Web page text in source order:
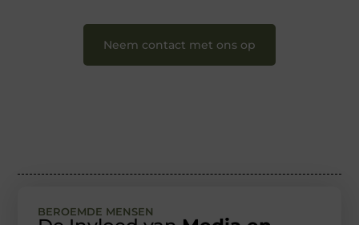
Neem contact met ons op
BEROEMDE MENSEN